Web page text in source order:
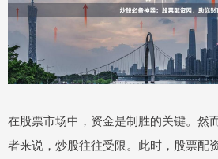
在股票市场中，资金是制胜的关键。然
者来说，炒股往往受限。此时，股票配